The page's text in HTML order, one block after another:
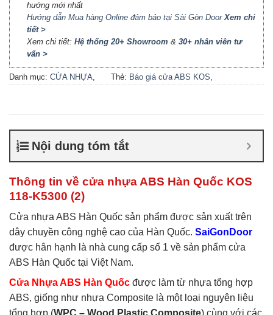
hướng mới nhất
Hướng dẫn Mua hàng Online đảm bảo tại Sài Gòn DoorXem chi
tiết >
Xem chi tiết: Hệ thống 20+ Showroom & 30+ nhân viên tư
vấn >
Danh mục: CỬA NHỰA,
Thẻ: Báo giá cửa ABS KOS,
nhựa ABS Hàn Quốc là gì
Cửa nhựa ABS Hàn Quốc
tại TP Vĩnh,Cửa nhựa ABS
nhựa ABS KOS
Nội dung tóm tắt
Thông tin về cửa nhựa ABS Hàn Quốc KOS
118-K5300 (2)
Cửa nhựa ABS Hàn Quốc sản phẩm được sản xuất trên
dây chuyền công nghệ cao của Hàn Quốc. SaiGonDoor
được hân hạnh là nhà cung cấp số 1 về sản phẩm cửa
ABS Hàn Quốc tại Việt Nam.
Cửa Nhựa ABS Hàn Quốc được làm từ nhựa tổng hợp
ABS, giống như nhựa Composite là một loại nguyên liệu